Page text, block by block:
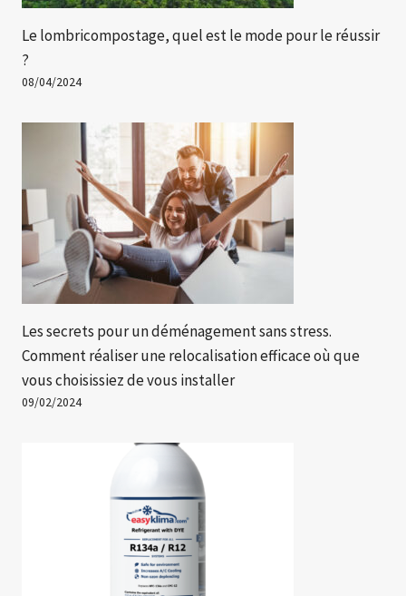
Le lombricompostage, quel est le mode pour le réussir
?
08/04/2024
Les secrets pour un déménagement sans stress.
Comment réaliser une relocalisation efficace où que
vous choisissiez de vous installer
09/02/2024